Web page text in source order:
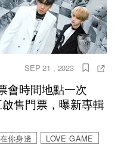
SEP 21 , 2023
會時間地點一次
售門票，曝新專輯
你身邊
LOVE GAME